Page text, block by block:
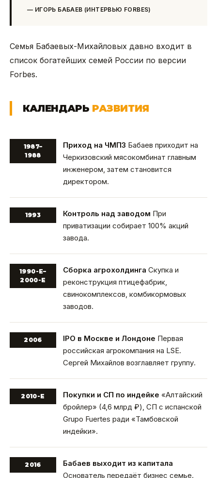
— ИГОРЬ БАБАЕВ (ИНТЕРВЬЮ FORBES)
Семья Бабаевых-Михайловых давно входит в
список богатейших семей России по версии
Forbes.
КАЛЕНДАРЬ РАЗВИТИЯ
1987–
1988
Приход на ЧМПЗ Бабаев приходит на
Черкизовский мясокомбинат главным
инженером, затем становится
директором.
1993 Контроль над заводом При
приватизации собирает 100% акций
завода.
1990-Е–
2000-Е
Сборка агрохолдинга Скупка и
реконструкция птицефабрик,
свинокомплексов, комбикормовых
заводов.
2006 IPO в Москве и Лондоне Первая
российская агрокомпания на LSE.
Сергей Михайлов возглавляет группу.
2010-Е Покупки и СП по индейке «Алтайский
бройлер» (4,6 млрд ₽), СП с испанской
Grupo Fuertes ради «Тамбовской
индейки».
2016
Бабаев выходит из капитала
Основатель передаёт бизнес семье.